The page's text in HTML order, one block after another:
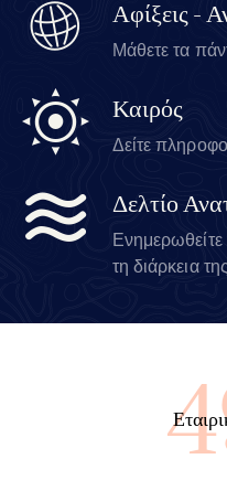
Αφίξεις -
Μάθετε τα
Καιρός
Δείτε
Δελτίο
Ενημερωθείτε
τη διάρκεια